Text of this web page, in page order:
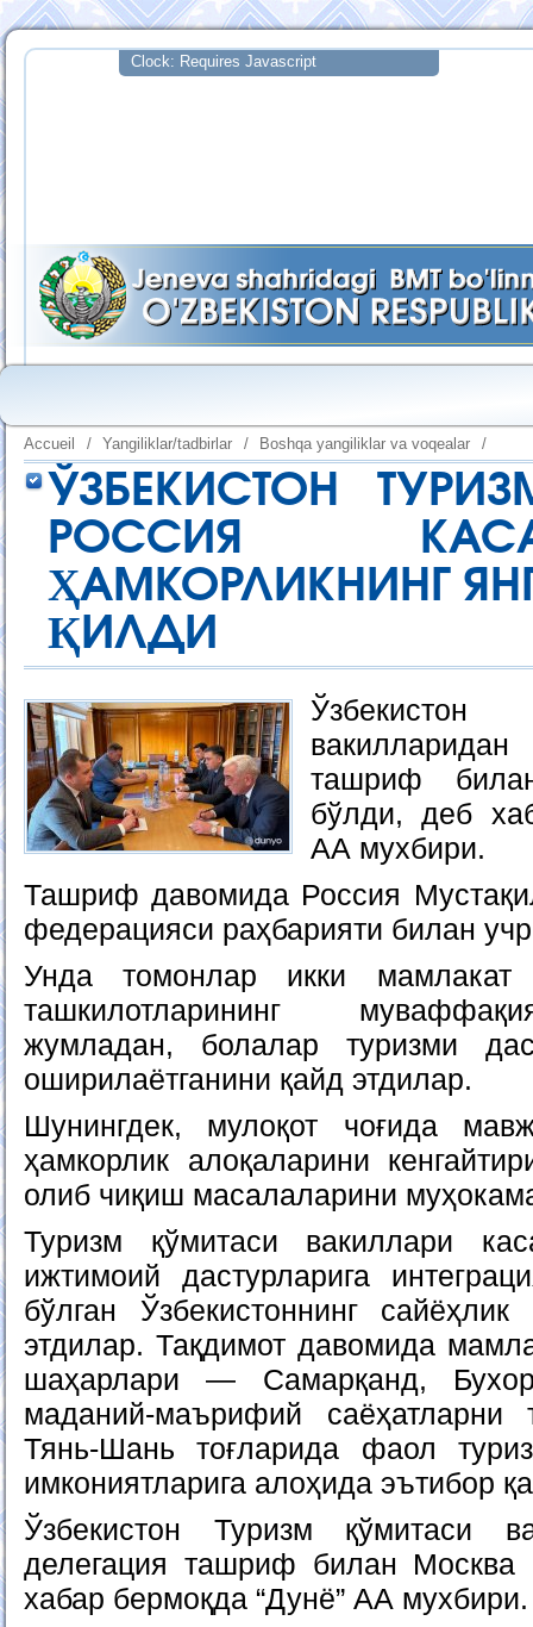
Accueil / Yangiliklar/tadbirlar / Boshqa yangiliklar va voqealar /
ЎЗБЕКИСТОН
РОССИЯ
ҲАМКОРЛИКНИНГ
ҚИЛДИ
Ўзбекистон
ташриф
бўлди, деб
АА мухбири.
Ташриф давомида Россия
федерацияси раҳбарияти билан
Унда томонлар икки
ташкилотларининг
жумладан, болалар туризми
оширилаётганини қайд этдилар.
Шунингдек, мулоқот чоғида
ҳамкорлик алоқаларини
олиб чиқиш масалаларини
Туризм қўмитаси вакиллари
ижтимоий дастурларига
бўлган Ўзбекистоннинг
этдилар. Тақдимот давомида
шаҳарлари — Самарқанд,
маданий-маърифий
Тянь-Шань тоғларида фаол
имкониятларига алоҳида эътибор
Ўзбекистон Туризм қўмитаси
делегация ташриф билан
хабар бермоқда “Дунё” АА мухбири.